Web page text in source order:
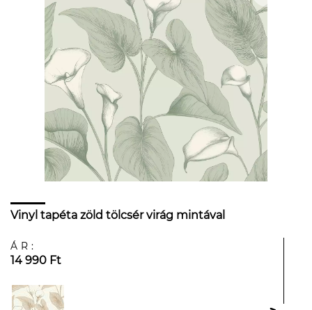
Vinyl tapéta zöld tölcsér virág mintával
ÁR:
14 990 Ft